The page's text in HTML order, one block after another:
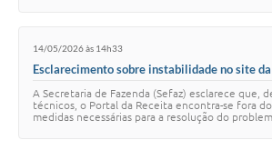
14/05/2026 às 14h33
Esclarecimento sobre instabilidade no site
A Secretaria de Fazenda (Sefaz) esclarece que,
técnicos, o Portal da Receita encontra-se fora
medidas necessárias para a resolução do